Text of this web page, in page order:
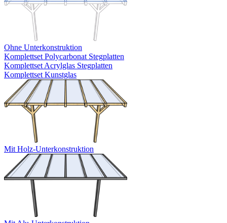
Ohne Unterkonstruktion
Komplettset Polycarbonat Stegplatten
Komplettset Acrylglas Stegplatten
Komplettset Kunstglas
Mit Holz-Unterkonstruktion